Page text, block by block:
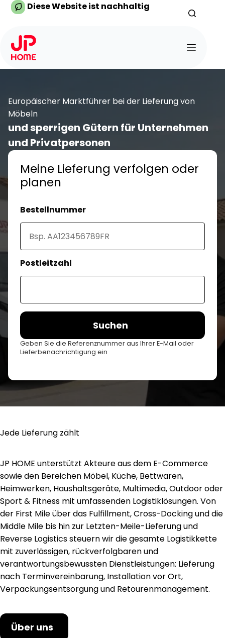
Zum
Diese Website ist nachhaltig
Europäischer Marktführer bei der Lieferung von
Möbeln
und sperrigen Gütern für Unternehmen
und Privatpersonen
Meine Lieferung verfolgen oder
planen
Bestellnummer
Postleitzahl
Suchen
Geben Sie die Referenznummer aus Ihrer E-Mail oder
Lieferbenachrichtigung ein
Jede Lieferung zählt
JP HOME unterstützt Akteure aus dem E-Commerce
sowie den Bereichen Möbel, Küche, Bettwaren,
Heimwerken, Haushaltsgeräte, Multimedia, Outdoor oder
Sport & Fitness mit umfassenden Logistiklösungen. Von
der First Mile über das Fulfillment, Cross-Docking und die
Middle Mile bis hin zur Letzten-Meile-Lieferung und
Reverse Logistics steuern wir die gesamte Logistikkette
mit zuverlässigen, rückverfolgbaren und
verantwortungsbewussten Dienstleistungen: Lieferung
nach Terminvereinbarung, Installation vor Ort,
Verpackungsentsorgung und Retourenmanagement.
Über uns